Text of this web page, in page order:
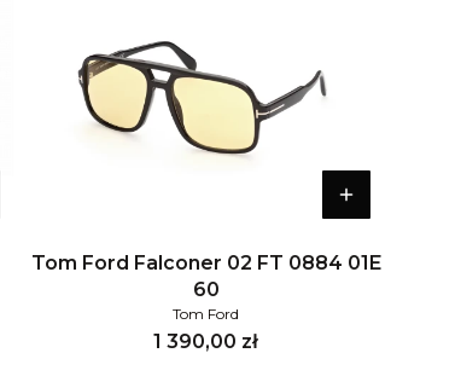
Tom Ford Falconer 02 FT 0884 01E
60
Tom Ford
Cena
1 390,00 zł